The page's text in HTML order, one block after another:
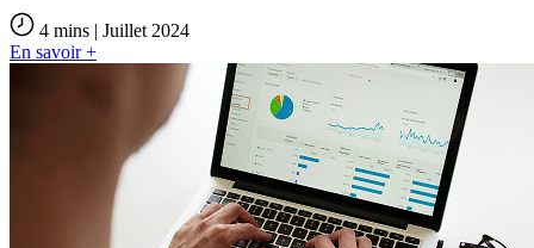
4 mins | Juillet 2024
En savoir +